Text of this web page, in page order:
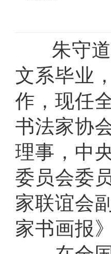
朱守道
文系毕业
作，现任
书法家协
理事，中
委员会委
家联谊会
家书画报